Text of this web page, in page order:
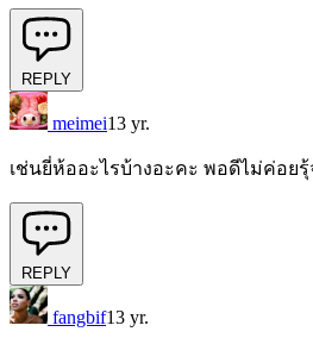
REPLY
meimei13 yr.
เช่นยี่ห้ออะไรบ้างอะคะ พอดีไม่ค่อย
REPLY
fangbif13 yr.